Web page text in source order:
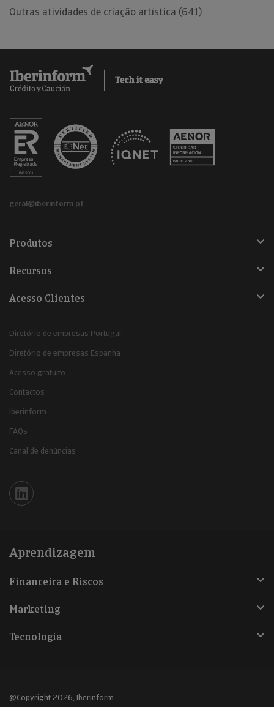
Outras atividades de criação artística (641)
geral@iberinform.pt
Produtos
Recursos
Acesso Clientes
Diretório de empresas Portugal
Diretório de empresas Espanha
Acesso gratuito
Contactos
Iberinform
FAQs
Canal de denúncias
Iberinform en Linkedin
Aprendizagem
Financeira e Riscos
Marketing
Tecnologia
@Copyright 2026, Iberinform